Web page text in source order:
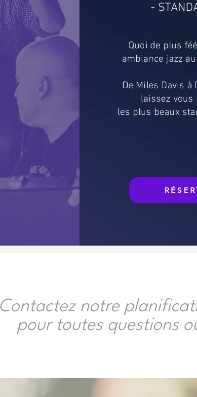
-
Quoi de plus
ambiance jazz
De Miles Davis à
laissez
les plus beaux
Contactez notre
pour toutes questions